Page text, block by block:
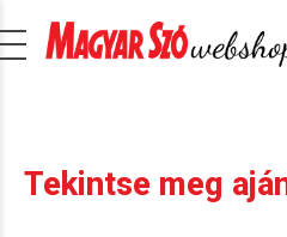
Tekintse meg